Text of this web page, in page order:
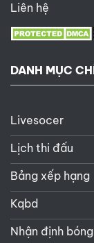
Liên hệ
DANH MỤC
Livesocer
Lịch thi đấu
Bảng xếp hạng
Kqbd
Nhận định